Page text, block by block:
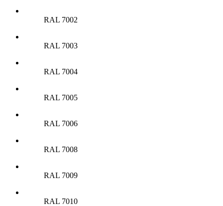
RAL 7002
RAL 7003
RAL 7004
RAL 7005
RAL 7006
RAL 7008
RAL 7009
RAL 7010